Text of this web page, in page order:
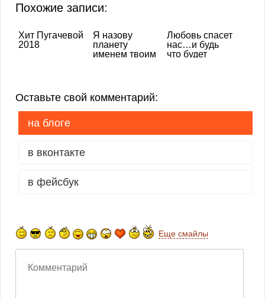
Похожие записи:
Хит Пугачевой
2018
Я назову
планету
именем твоим
Любовь спасет
нас…и будь
что будет
Оставьте свой комментарий:
на блоге
в вконтакте
в фейсбук
Еще смайлы